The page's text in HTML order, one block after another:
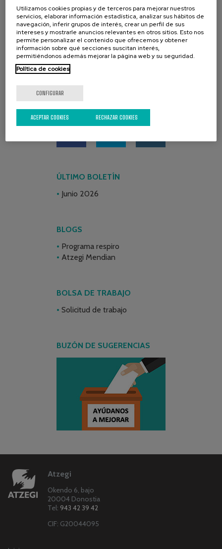
ÚLTIMO BOLETÍN
Junio 2026
BLOGS
Programa respiro
Atzegi Mendian
BOLSA DE TRABAJO
Solicitud de trabajo
BUZÓN DE SUGERENCIAS
Atzegi
Okendo 6, bajo
20004 Donostia
Tel: 943 42 39 42
CIF: G20044095
Utilizamos cookies propias y de terceros para mejorar nuestros
servicios, elaborar información estadística, analizar sus hábitos de
navegación, inferir grupos de interés, crear un perfil de sus
intereses y mostrarle anuncios relevantes en otros sitios. Esto nos
permite personalizar el contenido que ofrecemos y obtener
información sobre qué secciones suscitan interés,
permitiéndonos además mejorar la página web y su seguridad.
Política de cookies
CONFIGURAR
RECHAZAR COOKIES
ACEPTAR COOKIES